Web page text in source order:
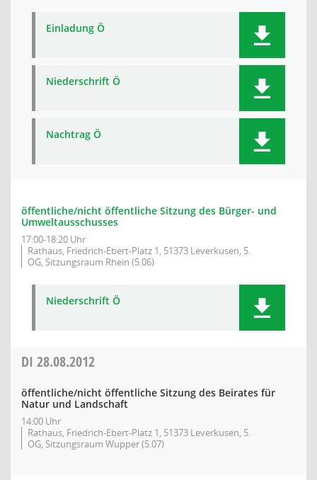
Einladung Ö
Niederschrift Ö
Nachtrag Ö
öffentliche/nicht öffentliche Sitzung des Bürger- und
Umweltausschusses
17:00-18:20 Uhr
Rathaus, Friedrich-Ebert-Platz 1, 51373 Leverkusen, 5.
OG, Sitzungsraum Rhein (5.06)
Niederschrift Ö
DI 28.08.2012
öffentliche/nicht öffentliche Sitzung des Beirates für
Natur und Landschaft
14:00 Uhr
Rathaus, Friedrich-Ebert-Platz 1, 51373 Leverkusen, 5.
OG, Sitzungsraum Wupper (5.07)